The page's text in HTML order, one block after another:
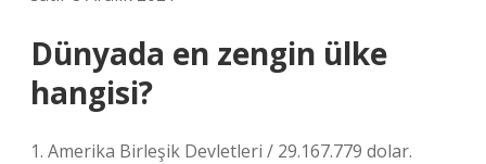
Dünyada en zengin ülke
hangisi?
1. Amerika Birleşik Devletleri / 29.167.779 dolar.